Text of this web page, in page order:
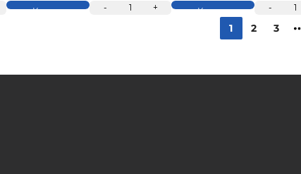
Купить - 1 + Купить - 1
1 2 3